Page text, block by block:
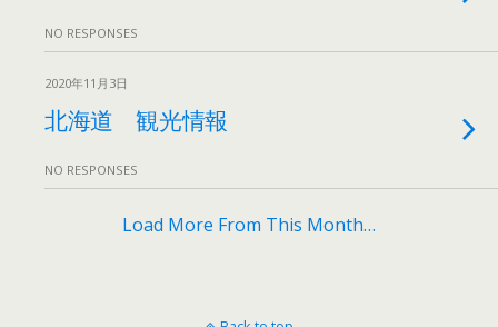
NO RESPONSES
2020年11月3日
北海道 観光情報
NO RESPONSES
Load More From This Month…